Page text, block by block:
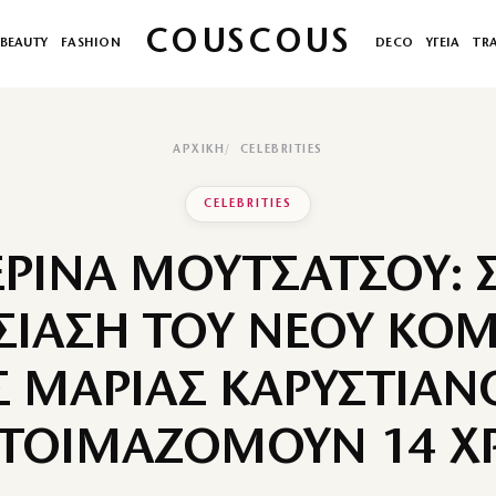
BEAUTY FASHION COUSCOUS DECO ΥΓΕΙΑ
ΑΡΧΙΚΉ CELEBRITIES
CELEBRITIES
ΜΟΥΤΣΑΤΣΟΥ:
ΤΟΥ ΝΕΟΥ
ΜΑΡΙΑΣ
14